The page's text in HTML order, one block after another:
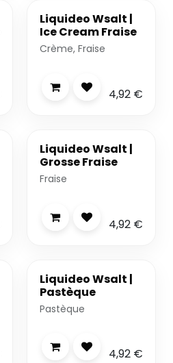
-20%
Liquideo Wsalt |
Ice Cream Fraise
Crème, Fraise
4,92€
-20%
Liquideo Wsalt |
Grosse Fraise
Fraise
4,92€
Liquideo Wsalt |
Pastèque
Pastèque
4,92€